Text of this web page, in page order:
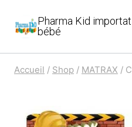
Pharma Kid
bébé
Accueil / Shop / MATRAX /